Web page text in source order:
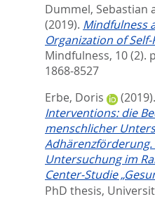
Dummel, Sebastian
(2019). Mindfulness
Organization of
Mindfulness, 10 (2).
1868-8527
Erbe, Doris
(2019).
Interventions: die
menschlicher
Untersuchung im
Center-Studie
PhD thesis,